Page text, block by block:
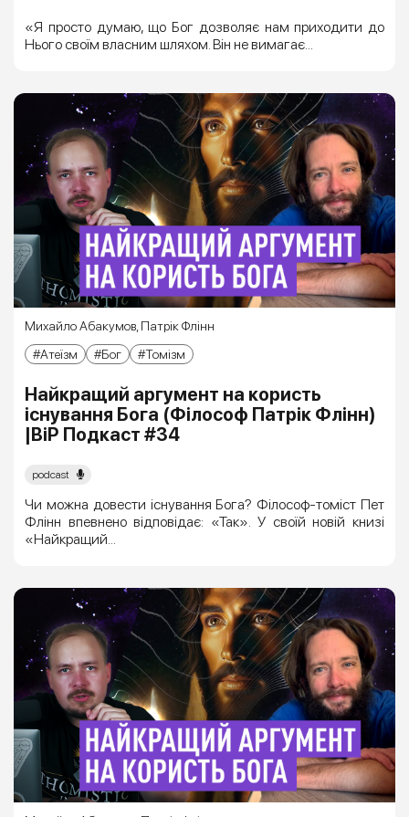
«Я просто думаю, що Бог дозволяє нам приходити до
Нього своїм власним шляхом. Він не вимагає...
Михайло Абакумов,Патрік Флінн
Атеїзм
Бог Томізм
Найкращий аргумент на користь
існування Бога (Філософ Патрік Флінн)
|ВіР Подкаст #34
podcast
Чи можна довести існування Бога? Філософ-томіст Пет
Флінн впевнено відповідає: «Так». У своїй новій книзі
«Найкращий...